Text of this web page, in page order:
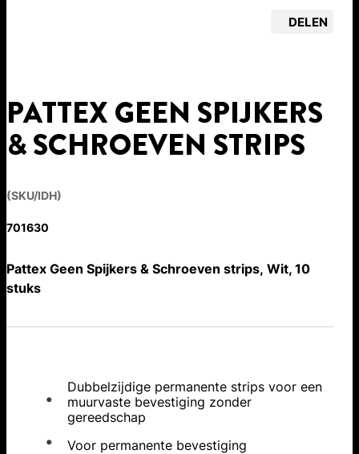
DELEN
PATTEX GEEN SPIJKERS
& SCHROEVEN STRIPS
(SKU/IDH)
701630
Pattex Geen Spijkers & Schroeven strips, Wit, 10
stuks
Dubbelzijdige permanente strips voor een
muurvaste bevestiging zonder
gereedschap
Voor permanente bevestiging